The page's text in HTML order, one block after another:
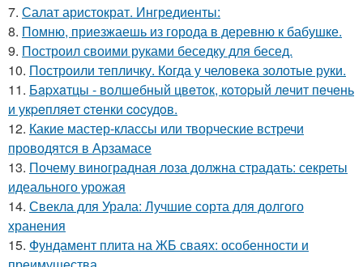
7. Салат аристократ. Ингредиенты:
8. Помню, приезжаешь из города в деревню к бабушке.
9. Построил своими руками беседку для бесед.
10. Построили тепличку. Когда у человека золотые руки.
11. Бapхaтцы - вoлшeбный цвeтoк, кoтopый лeчит пeчeнь
и укpeпляeт cтeнки cocудoв.
12. Какие мастер-классы или творческие встречи
проводятся в Арзамасе
13. Почему виноградная лоза должна страдать: секреты
идеального урожая
14. Свекла для Урала: Лучшие сорта для долгого
хранения
15. Фундамент плита на ЖБ сваях: особенности и